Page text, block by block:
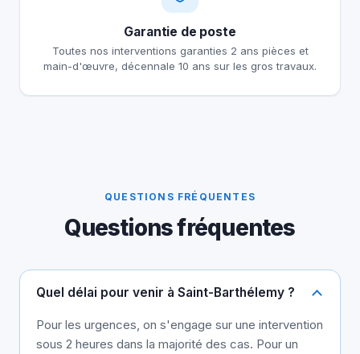
Garantie de poste
Toutes nos interventions garanties 2 ans pièces et
main-d'œuvre, décennale 10 ans sur les gros travaux.
QUESTIONS FRÉQUENTES
Questions fréquentes
Quel délai pour venir à Saint-Barthélemy ?
Pour les urgences, on s'engage sur une intervention
sous 2 heures dans la majorité des cas. Pour un